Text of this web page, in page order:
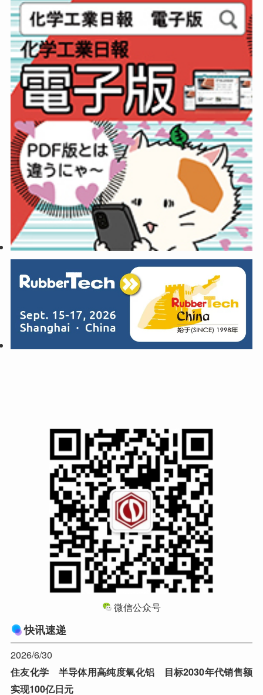
微信公众号
快讯速递
2026/6/30
住友化学 半导体用高纯度氧化铝 目标2030年代销售额
实现100亿日元